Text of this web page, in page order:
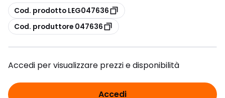
copia
Cod. prodotto LEG047636
copia
Cod. produttore 047636
Accedi per visualizzare prezzi e disponibilità
Accedi